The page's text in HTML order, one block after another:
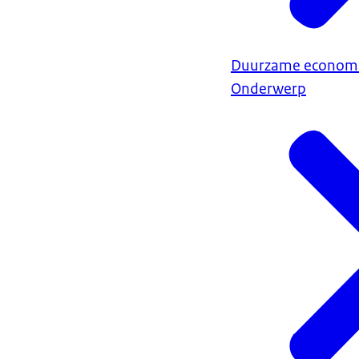
Duurzame
Onderwerp